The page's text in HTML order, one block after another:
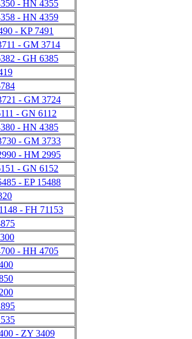
- HN 4355
- HN 4359
- KP 7491
- GM 3714
- GH 6385
- GM 3724
- GN 6112
- HN 4385
- GM 3733
- HM 2995
- GN 6152
- EP 15488
- FH 71153
- HH 4705
- ZY 3409